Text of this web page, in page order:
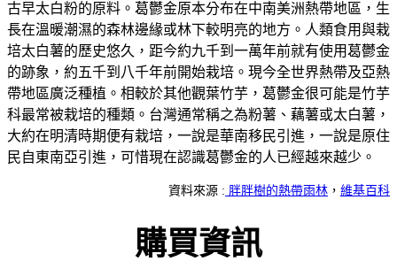
古早太白粉的原料。葛鬱金原本分布在中南美洲熱帶地區，生
長在溫暖潮濕的森林邊緣或林下較明亮的地方。人類食用與栽
培太白薯的歷史悠久，距今約九千到一萬年前就有使用葛鬱金
的跡象，約五千到八千年前開始栽培。現今全世界熱帶及亞熱
帶地區廣泛種植。相較於其他觀葉竹芋，葛鬱金很可能是竹芋
科最常被栽培的種類。台灣通常稱之為粉薯、藕薯或太白薯，
大約在明清時期便有栽培，一說是華南移民引進，一說是原住
民自東南亞引進，可惜現在認識葛鬱金的人已經越來越少。
資料來源 : 胖胖樹的熱帶雨林 ， 維基百科
購買資訊